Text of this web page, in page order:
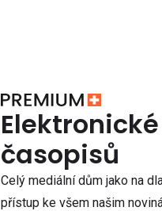
časopisů
Celý mediální dům jako na
přístup ke všem našim